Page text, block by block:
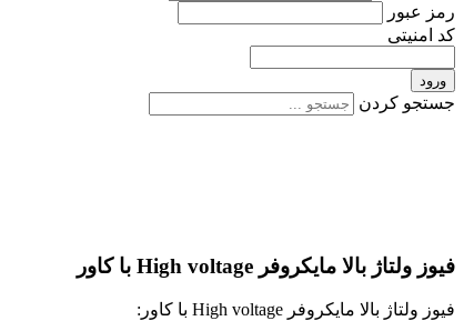
رمز عبور
کد امنیتی
ورود
جستجو کردن
فیوز ولتاژ بالا مایکروفر High voltage با کاور
فیوز ولتاژ بالا مایکروفر High voltage با کاور: